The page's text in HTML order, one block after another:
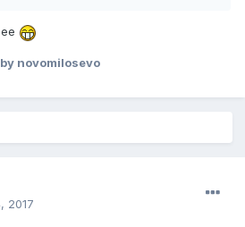
by novomilosevo
2017